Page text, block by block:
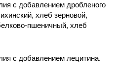
с добавлением дробленого
хлеб зерновой,
пшеничный, хлеб
с добавлением лецитина.